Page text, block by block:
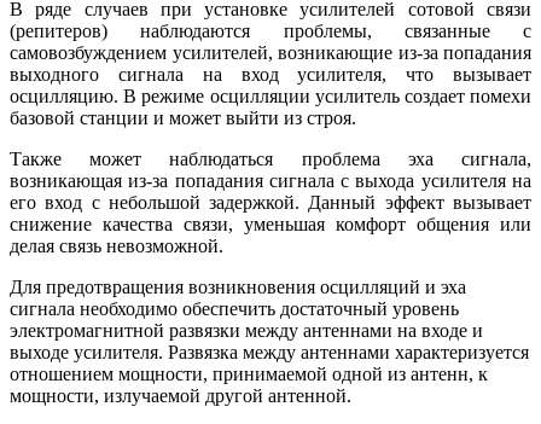
В ряде случаев при установке усилителей сотовой связи
(репитеров) наблюдаются проблемы, связанные с
самовозбуждением усилителей, возникающие из-за попадания
выходного сигнала на вход усилителя, что вызывает
осцилляцию. В режиме осцилляции усилитель создает помехи
базовой станции и может выйти из строя.
Также может наблюдаться проблема эха сигнала,
возникающая из-за попадания сигнала с выхода усилителя на
его вход с небольшой задержкой. Данный эффект вызывает
снижение качества связи, уменьшая комфорт общения или
делая связь невозможной.
Для предотвращения возникновения осцилляций и эха
сигнала необходимо обеспечить достаточный уровень
электромагнитной развязки между антеннами на входе и
выходе усилителя. Развязка между антеннами характеризуется
отношением мощности, принимаемой одной из антенн, к
мощности, излучаемой другой антенной.